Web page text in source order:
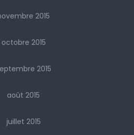
2015
octobre 2015
2015
août 2015
juillet 2015